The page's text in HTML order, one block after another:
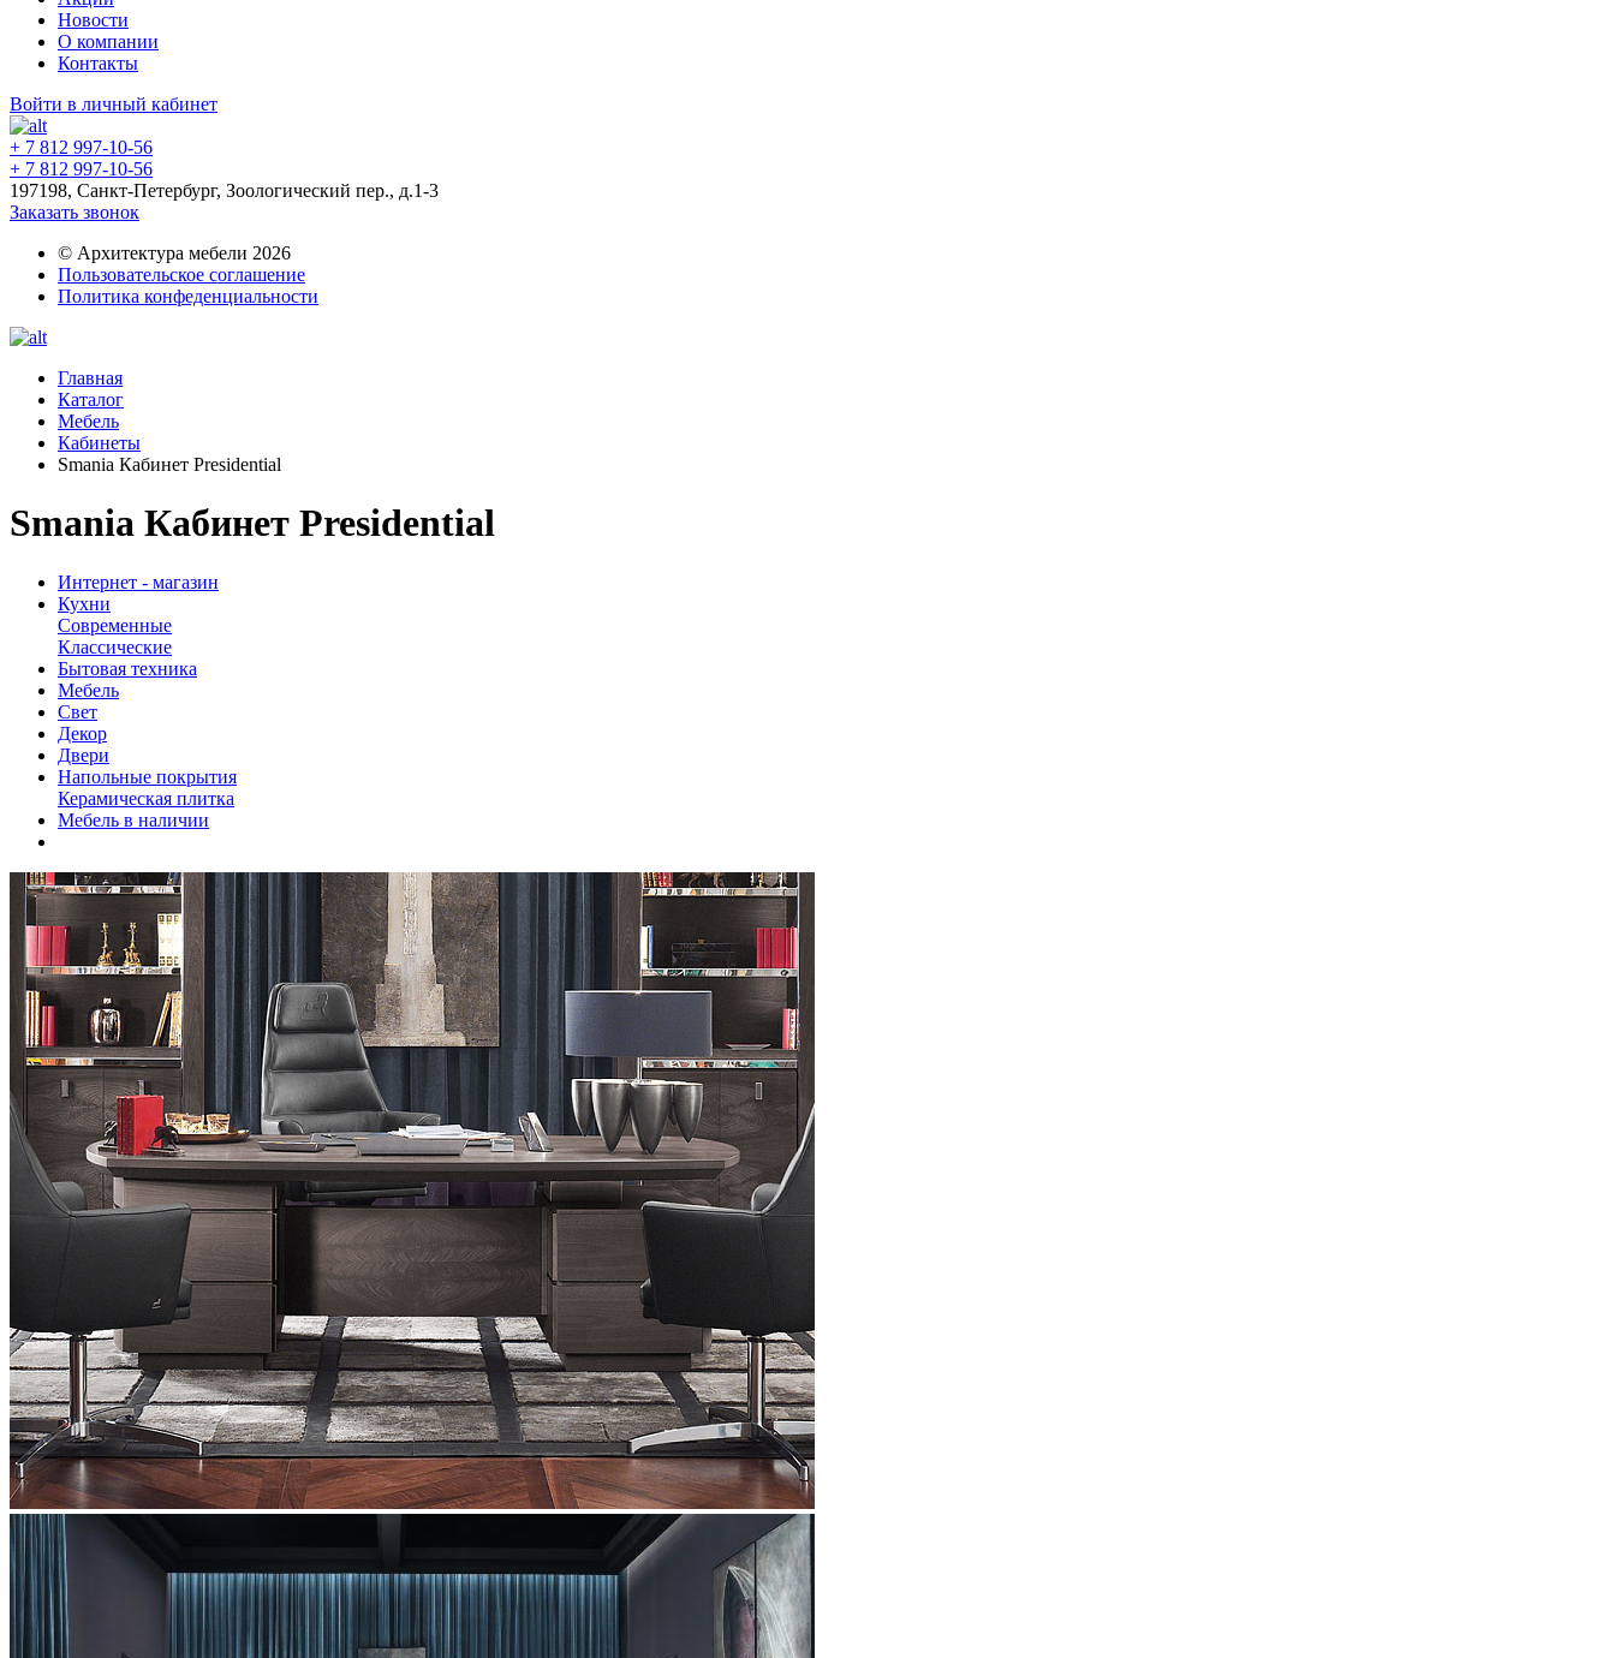
Новости
О компании
Контакты
Войти в личный кабинет
+ 7 812 997-10-56
+ 7 812 997-10-56
197198, Санкт-Петербург, Зоологический пер., д.1-3
Заказать звонок
© Архитектура мебели 2026
Пользовательское соглашение
Политика конфеденциальности
Главная
Каталог
Мебель
Кабинеты
Smania Кабинет Presidential
Smania Кабинет Presidential
Интернет - магазин
Кухни
Современные
Классические
Бытовая техника
Мебель
Свет
Декор
Двери
Напольные покрытия
Керамическая плитка
Мебель в наличии